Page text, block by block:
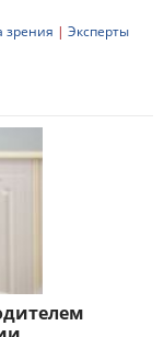
зрения | Эксперты